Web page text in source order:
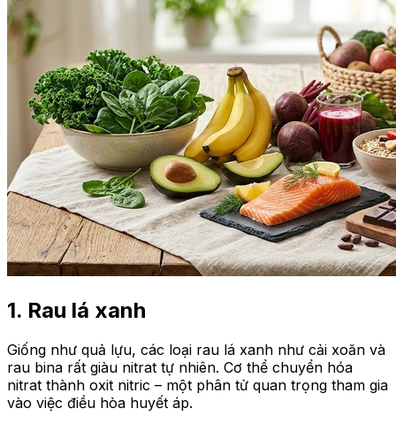
1. Rau lá xanh
Giống như quả lựu, các loại rau lá xanh như cải xoăn và
rau bina rất giàu nitrat tự nhiên. Cơ thể chuyển hóa
nitrat thành oxit nitric – một phân tử quan trọng tham gia
vào việc điều hòa huyết áp.